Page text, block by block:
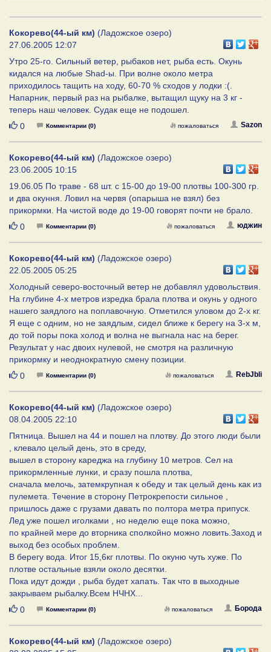
Кокорево(44-ый км) (Ладожское озеро)
27.06.2005 12:07
Утро 25-го. Сильный ветер, рыбаков нет, рыба есть. Окунь
кидался на любые Shad-ы. При волне около метра
приходилось тащить на ходу, 60-70 % сходов у лодки :(.
Напарник, первый раз на рыбалке, вытащил щуку на 3 кг -
теперь наш человек. Судак еще не подошел.
Нравится
0 Комментарии (0) Sazon
пожаловаться
Кокорево(44-ый км) (Ладожское озеро)
23.06.2005 10:15
19.06.05 По траве - 68 шт. с 15-00 до 19-00 плотвы 100-300 гр.
и два окуння. Ловил на червя (опарыша не взял) без
прикормки. На чистой воде до 19-00 говорят почти не брало.
Нравится
0 Комментарии (0) юджин
пожаловаться
Кокорево(44-ый км) (Ладожское озеро)
22.05.2005 05:25
Холодный северо-восточный ветер не добавлял удовольствия.
На глубине 4-х метров изредка брала плотва и окунь у одного
нашего заядлого на поплавочную. Отметился уловом до 2-х кг.
Я еще с одним, но не заядлым, сидел ближе к берегу на 3-х м,
до той поры пока холод и волна не выгнала нас на берег.
Результат у нас двоих нулевой, не смотря на различную
прикормку и неоднократную смену позиции.
Нравится
0 Комментарии (0) RebJbli
пожаловаться
Кокорево(44-ый км) (Ладожское озеро)
08.04.2005 22:10
Пятница. Вышел на 44 и пошел на плотву. До этого люди были
, клевало целый день, это в среду,
вышел в сторону кареджа на глубину 10 метров. Сел на
прикормленные лунки, и сразу пошла плотва,
сначала мелочь, затемкрупная к обеду и так целый день как из
пулемета. Течение в сторону Петрокрепости сильное ,
пришлось даже с грузами давать по полтора метра припуск.
Лед уже пошел иголками , но неделю еще пока можно,
по крайней мере до вторника сполкойно можно ловить.Заход и
выход без особых проблем.
В берегу вода. Итог 15,6кг плотвы. По окуню чуть хуже. По
плотве остальные взяли около десятки.
Пока идут дожди , рыба будет хапать. Так что в выходные
закрываем рыбалку.Всем НЧНХ...
Нравится
0 Комментарии (0) Борода
пожаловаться
Кокорево(44-ый км) (Ладожское озеро)